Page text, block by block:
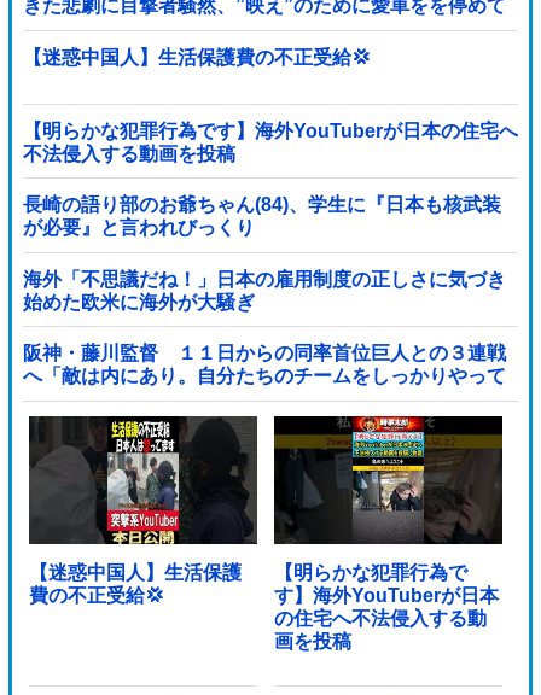
きた悲劇に目撃者騒然、”映え”のために愛車をを停めて
撮影していたら……
【迷惑中国人】生活保護費の不正受給💢
【明らかな犯罪行為です】海外YouTuberが日本の住宅へ
不法侵入する動画を投稿
長崎の語り部のお爺ちゃん(84)、学生に『日本も核武装
が必要』と言われびっくり
海外「不思議だね！」日本の雇用制度の正しさに気づき
始めた欧米に海外が大騒ぎ
阪神・藤川監督 １１日からの同率首位巨人との３連戦
へ「敵は内にあり。自分たちのチームをしっかりやって
いく」他
【迷惑中国人】生活保護
費の不正受給💢
【明らかな犯罪行為で
す】海外YouTuberが日本
の住宅へ不法侵入する動
画を投稿